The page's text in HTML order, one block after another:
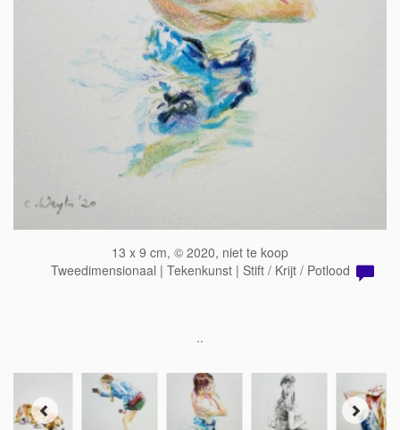
13 x 9 cm, © 2020, niet te koop
Tweedimensionaal | Tekenkunst | Stift / Krijt / Potlood
..